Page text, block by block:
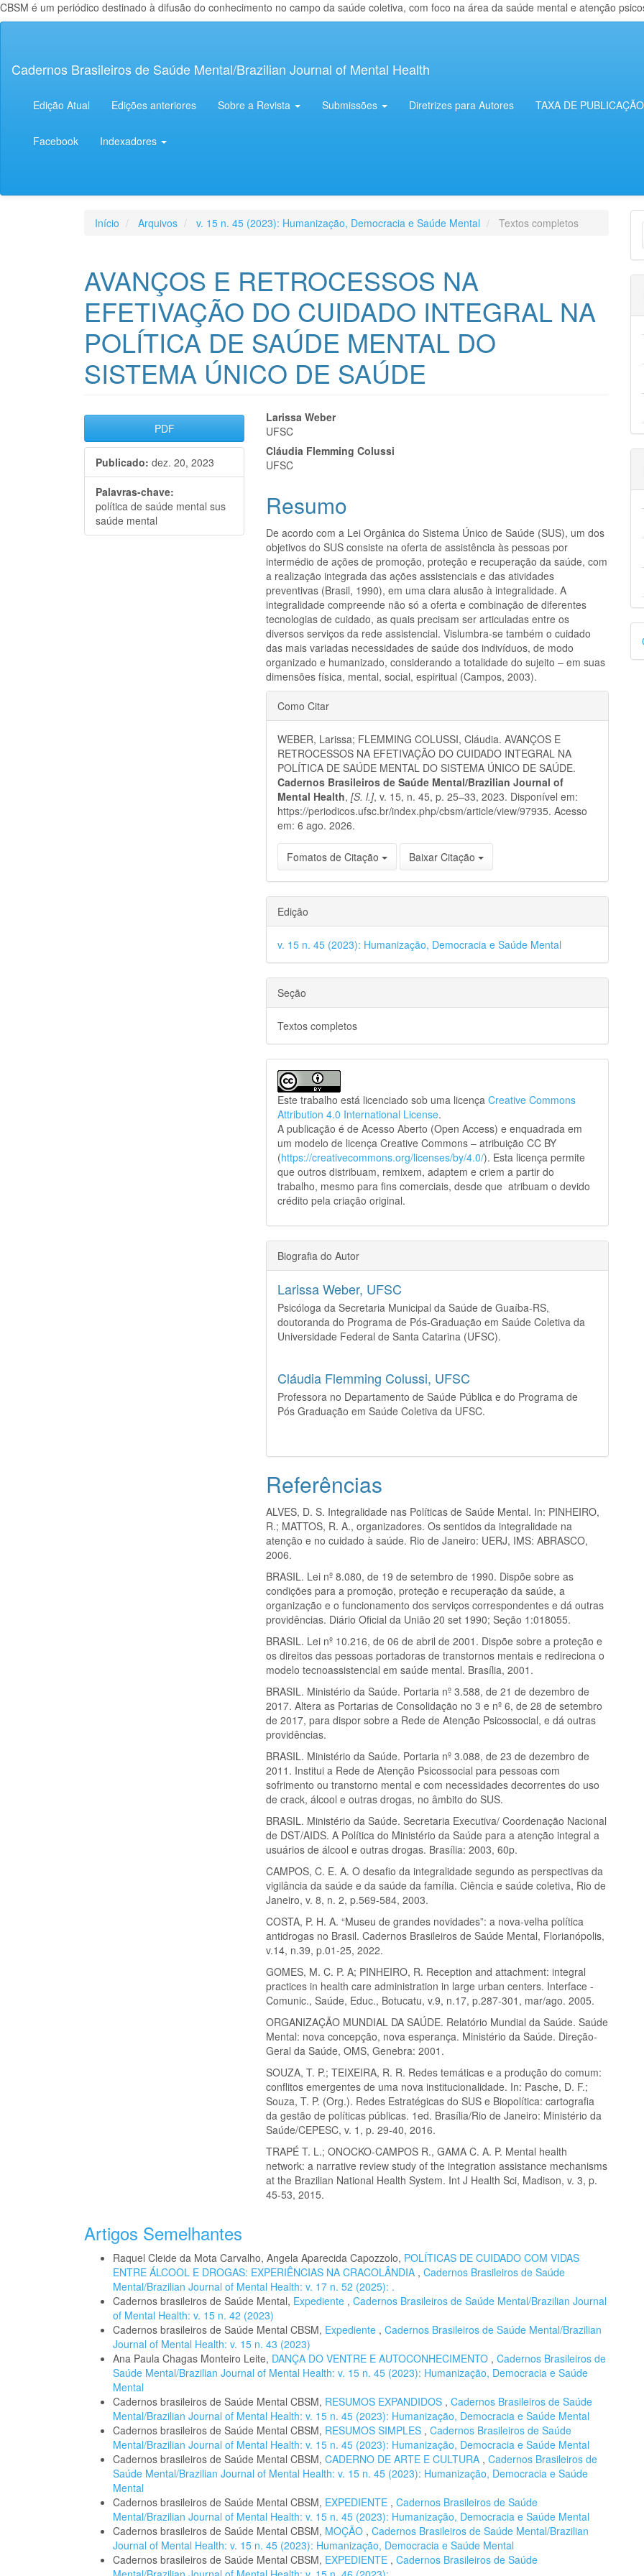
CBSM é um periódico destinado à difusão do conhecimento no campo da saúde coletiva, com foco na área da saúde mental e atenção
principal
Lateral
Cadernos Brasileiros de Saúde Mental/Brazilian Journal of Mental Health
Edição Atual Edições anteriores Sobre a Revista Submissões Diretrizes para Autores TAXA DE PUBLICAÇÃO
Facebook Indexadores
Início Arquivos v. 15 n. 45 (2023): Humanização, Democracia e Saúde Mental Textos completos
AVANÇOS E RETROCESSOS NA
EFETIVAÇÃO DO CUIDADO INTEGRAL NA
POLÍTICA DE SAÚDE MENTAL DO
SISTEMA ÚNICO DE SAÚDE
Barra
lateral
de
artigos
PDF
Publicado: dez. 20, 2023
Palavras-chave:
política de saúde mental sus
saúde mental
Conteúdo
do
artigo
principal
Larissa Weber
UFSC
Cláudia Flemming Colussi
UFSC
Resumo
De acordo com a Lei Orgânica do Sistema Único de Saúde (SUS), um dos
objetivos do SUS consiste na oferta de assistência às pessoas por
intermédio de ações de promoção, proteção e recuperação da saúde, com
a realização integrada das ações assistenciais e das atividades
preventivas (Brasil, 1990), em uma clara alusão à integralidade. A
integralidade compreende não só a oferta e combinação de diferentes
tecnologias de cuidado, as quais precisam ser articuladas entre os
diversos serviços da rede assistencial. Vislumbra-se também o cuidado
das mais variadas necessidades de saúde dos indivíduos, de modo
organizado e humanizado, considerando a totalidade do sujeito – em suas
dimensões física, mental, social, espiritual (Campos, 2003).
Detalhes
do
artigo
Como Citar
WEBER, Larissa; FLEMMING COLUSSI, Cláudia. AVANÇOS E
RETROCESSOS NA EFETIVAÇÃO DO CUIDADO INTEGRAL NA
POLÍTICA DE SAÚDE MENTAL DO SISTEMA ÚNICO DE SAÚDE.
Cadernos Brasileiros de Saúde Mental/Brazilian Journal of
Mental Health,[S. l.], v. 15, n. 45, p. 25–33, 2023. Disponível em:
https://periodicos.ufsc.br/index.php/cbsm/article/view/97935. Acesso
em: 6 ago. 2026.
Fomatos de Citação Baixar Citação
Edição
v. 15 n. 45 (2023): Humanização, Democracia e Saúde Mental
Seção
Textos completos
Este trabalho está licenciado sob uma licençaCreative Commons
Attribution 4.0 International License.
A publicação é de Acesso Aberto (Open Access) e enquadrada em
um modelo de licença Creative Commons – atribuição CC BY
(https://creativecommons.org/licenses/by/4.0/). Esta licença permite
que outros distribuam, remixem, adaptem e criem a partir do
trabalho, mesmo para fins comerciais, desde que atribuam o devido
crédito pela criação original.
Biografia do Autor
Larissa Weber, UFSC
Psicóloga da Secretaria Municipal da Saúde de Guaíba-RS,
doutoranda do Programa de Pós-Graduação em Saúde Coletiva da
Universidade Federal de Santa Catarina (UFSC).
Cláudia Flemming Colussi, UFSC
Professora no Departamento de Saúde Pública e do Programa de
Pós Graduação em Saúde Coletiva da UFSC.
Referências
ALVES, D. S. Integralidade nas Políticas de Saúde Mental. In: PINHEIRO,
R.; MATTOS, R. A., organizadores. Os sentidos da integralidade na
atenção e no cuidado à saúde. Rio de Janeiro: UERJ, IMS: ABRASCO,
2006.
BRASIL. Lei nº 8.080, de 19 de setembro de 1990. Dispõe sobre as
condições para a promoção, proteção e recuperação da saúde, a
organização e o funcionamento dos serviços correspondentes e dá outras
providências. Diário Oficial da União 20 set 1990; Seção 1:018055.
BRASIL. Lei nº 10.216, de 06 de abril de 2001. Dispõe sobre a proteção e
os direitos das pessoas portadoras de transtornos mentais e redireciona o
modelo tecnoassistencial em saúde mental. Brasília, 2001.
BRASIL. Ministério da Saúde. Portaria nº 3.588, de 21 de dezembro de
2017. Altera as Portarias de Consolidação no 3 e nº 6, de 28 de setembro
de 2017, para dispor sobre a Rede de Atenção Psicossocial, e dá outras
providências.
BRASIL. Ministério da Saúde. Portaria nº 3.088, de 23 de dezembro de
2011. Institui a Rede de Atenção Psicossocial para pessoas com
sofrimento ou transtorno mental e com necessidades decorrentes do uso
de crack, álcool e outras drogas, no âmbito do SUS.
BRASIL. Ministério da Saúde. Secretaria Executiva/ Coordenação Nacional
de DST/AIDS. A Política do Ministério da Saúde para a atenção integral a
usuários de álcool e outras drogas. Brasília: 2003, 60p.
CAMPOS, C. E. A. O desafio da integralidade segundo as perspectivas da
vigilância da saúde e da saúde da família. Ciência e saúde coletiva, Rio de
Janeiro, v. 8, n. 2, p.569-584, 2003.
COSTA, P. H. A. “Museu de grandes novidades”: a nova-velha política
antidrogas no Brasil. Cadernos Brasileiros de Saúde Mental, Florianópolis,
v.14, n.39, p.01-25, 2022.
GOMES, M. C. P. A; PINHEIRO, R. Reception and attachment: integral
practices in health care administration in large urban centers. Interface -
Comunic., Saúde, Educ., Botucatu, v.9, n.17, p.287-301, mar/ago. 2005.
ORGANIZAÇÃO MUNDIAL DA SAÚDE. Relatório Mundial da Saúde. Saúde
Mental: nova concepção, nova esperança. Ministério da Saúde. Direção-
Geral da Saúde, OMS, Genebra: 2001.
SOUZA, T. P.; TEIXEIRA, R. R. Redes temáticas e a produção do comum:
conflitos emergentes de uma nova institucionalidade. In: Pasche, D. F.;
Souza, T. P. (Org.). Redes Estratégicas do SUS e Biopolítica: cartografia
da gestão de políticas públicas. 1ed. Brasília/Rio de Janeiro: Ministério da
Saúde/CEPESC, v. 1, p. 29-40, 2016.
TRAPÉ T. L.; ONOCKO-CAMPOS R., GAMA C. A. P. Mental health
network: a narrative review study of the integration assistance mechanisms
at the Brazilian National Health System. Int J Health Sci, Madison, v. 3, p.
45-53, 2015.
Artigos Semelhantes
Raquel Cleide da Mota Carvalho, Angela Aparecida Capozzolo, POLÍTICAS DE CUIDADO COM VIDAS
ENTRE ÁLCOOL E DROGAS: EXPERIÊNCIAS NA CRACOLÂNDIA , Cadernos Brasileiros de Saúde
Mental/Brazilian Journal of Mental Health: v. 17 n. 52 (2025): .
Cadernos brasileiros de Saúde Mental, Expediente , Cadernos Brasileiros de Saúde Mental/Brazilian Journal
of Mental Health: v. 15 n. 42 (2023)
Cadernos brasileiros de Saúde Mental CBSM, Expediente , Cadernos Brasileiros de Saúde Mental/Brazilian
Journal of Mental Health: v. 15 n. 43 (2023)
Ana Paula Chagas Monteiro Leite, DANÇA DO VENTRE E AUTOCONHECIMENTO , Cadernos Brasileiros de
Saúde Mental/Brazilian Journal of Mental Health: v. 15 n. 45 (2023): Humanização, Democracia e Saúde
Mental
Cadernos brasileiros de Saúde Mental CBSM, RESUMOS EXPANDIDOS , Cadernos Brasileiros de Saúde
Mental/Brazilian Journal of Mental Health: v. 15 n. 45 (2023): Humanização, Democracia e Saúde Mental
Cadernos brasileiros de Saúde Mental CBSM, RESUMOS SIMPLES , Cadernos Brasileiros de Saúde
Mental/Brazilian Journal of Mental Health: v. 15 n. 45 (2023): Humanização, Democracia e Saúde Mental
Cadernos brasileiros de Saúde Mental CBSM, CADERNO DE ARTE E CULTURA , Cadernos Brasileiros de
Saúde Mental/Brazilian Journal of Mental Health: v. 15 n. 45 (2023): Humanização, Democracia e Saúde
Mental
Cadernos brasileiros de Saúde Mental CBSM, EXPEDIENTE , Cadernos Brasileiros de Saúde
Mental/Brazilian Journal of Mental Health: v. 15 n. 45 (2023): Humanização, Democracia e Saúde Mental
Cadernos brasileiros de Saúde Mental CBSM, MOÇÃO , Cadernos Brasileiros de Saúde Mental/Brazilian
Journal of Mental Health: v. 15 n. 45 (2023): Humanização, Democracia e Saúde Mental
Cadernos brasileiros de Saúde Mental CBSM, EXPEDIENTE , Cadernos Brasileiros de Saúde